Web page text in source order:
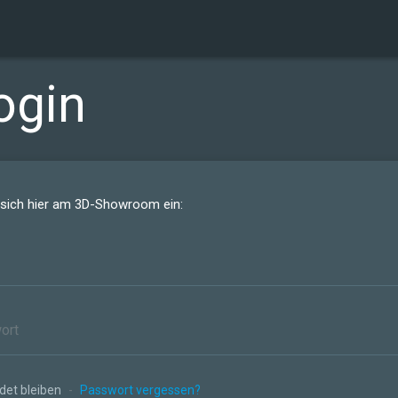
hier am 3D-Showroom ein:
bleiben - Passwort vergessen?